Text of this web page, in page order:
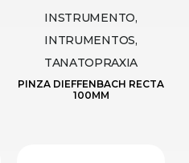
INSTRUMENTO,
INTRUMENTOS,
TANATOPRAXIA
PINZA DIEFFENBACH RECTA
100MM